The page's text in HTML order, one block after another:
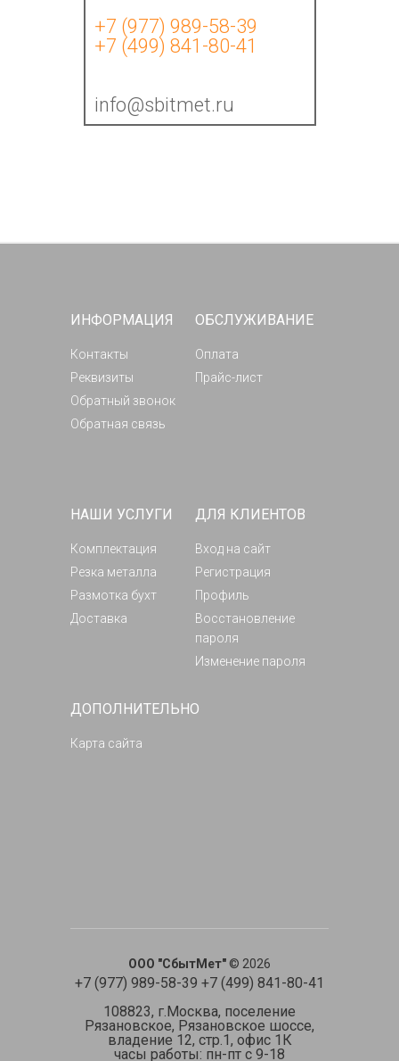
+7 (977) 989-58-39
+7 (499) 841-80-41
info@sbitmet.ru
ИНФОРМАЦИЯ
Контакты
Реквизиты
Обратный звонок
Обратная связь
ОБСЛУЖИВАНИЕ
Оплата
Прайс-лист
НАШИ УСЛУГИ
Комплектация
Резка металла
Размотка бухт
Доставка
ДЛЯ КЛИЕНТОВ
Вход на сайт
Регистрация
Профиль
Восстановление
пароля
Изменение пароля
ДОПОЛНИТЕЛЬНО
Карта сайта
ООО "СбытМет"© 2026
+7 (977) 989-58-39 +7 (499) 841-80-41
108823, г.Москва, поселение
Рязановское, Рязановское шоссе,
владение 12, стр.1, офис 1К
часы работы: пн-пт с 9-18